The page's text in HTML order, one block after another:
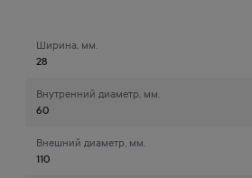
Ширина, мм.
28
Внутренний диаметр, мм.
60
Внешний диаметр, мм.
110